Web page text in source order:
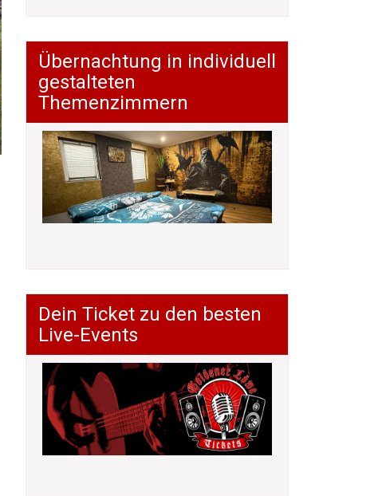
Übernachtung in individuell
gestalteten
Themenzimmern
Dein Ticket zu den besten
Live-Events